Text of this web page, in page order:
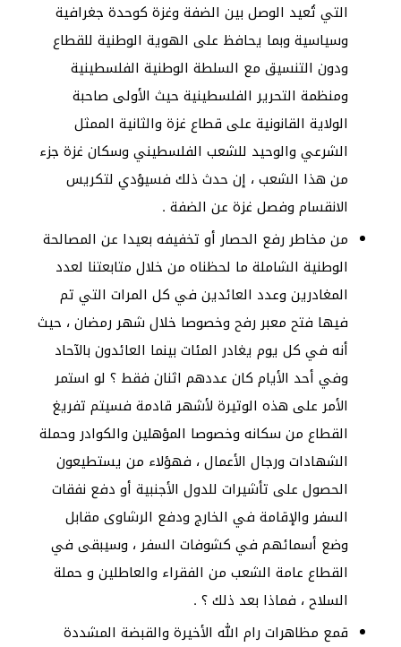
التي تُعيد الوصل بين الضفة وغزة كوحدة جغرافية
وسياسية وبما يحافظ على الهوية الوطنية للقطاع
ودون التنسيق مع السلطة الوطنية الفلسطينية
ومنظمة التحرير الفلسطينية حيث الأولى صاحبة
الولاية القانونية على قطاع غزة والثانية الممثل
الشرعي والوحيد للشعب الفلسطيني وسكان غزة جزء
من هذا الشعب ، إن حدث ذلك فسيؤدي لتكريس
الانقسام وفصل غزة عن الضفة .
من مخاطر رفع الحصار أو تخفيفه بعيدا عن المصالحة
الوطنية الشاملة ما لحظناه من خلال متابعتنا لعدد
المغادرين وعدد العائدين في كل المرات التي تم
فيها فتح معبر رفح وخصوصا خلال شهر رمضان ، حيث
أنه في كل يوم يغادر المئات بينما العائدون بالآحاد
وفي أحد الأيام كان عددهم اثنان فقط ؟ لو استمر
الأمر على هذه الوتيرة لأشهر قادمة فسيتم تفريغ
القطاع من سكانه وخصوصا المؤهلين والكوادر وحملة
الشهادات ورجال الأعمال ، فهؤلاء من يستطيعون
الحصول على تأشيرات للدول الأجنبية أو دفع نفقات
السفر والإقامة في الخارج ودفع الرشاوى مقابل
وضع أسمائهم في كشوفات السفر ، وسيبقى في
القطاع عامة الشعب من الفقراء والعاطلين و حملة
السلاح ، فماذا بعد ذلك ؟ .
قمع مظاهرات رام الله الأخيرة والقبضة المشددة